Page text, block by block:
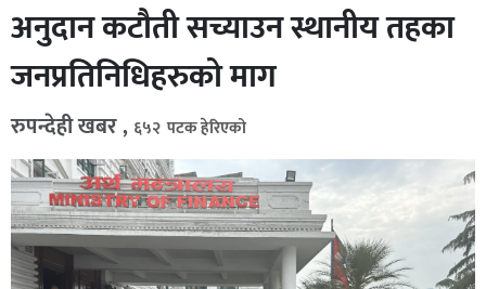
अनुदान कटौती सच्याउन स्थानीय तहका
जनप्रतिनिधिहरुको माग
रुपन्देही खबर , ६५२ पटक हेरिएको